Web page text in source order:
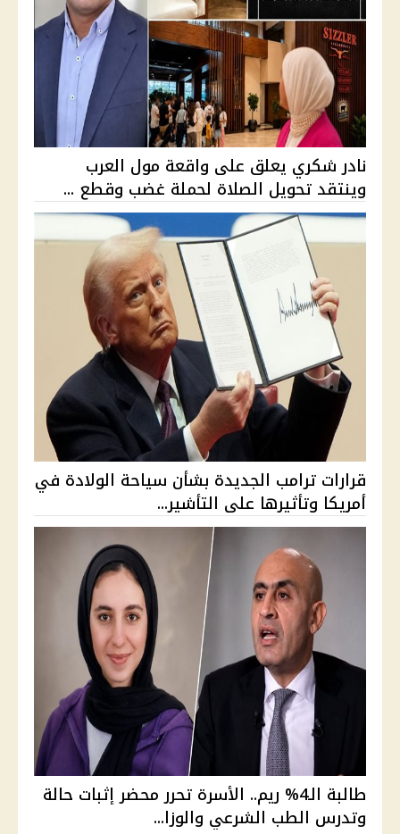
نادر شكري يعلق على واقعة مول العرب
وينتقد تحويل الصلاة لحملة غضب وقطع ...
قرارات ترامب الجديدة بشأن سياحة الولادة في
أمريكا وتأثيرها على التأشير...
طالبة الـ4% ريم.. الأسرة تحرر محضر إثبات حالة
وتدرس الطب الشرعي والوزا...